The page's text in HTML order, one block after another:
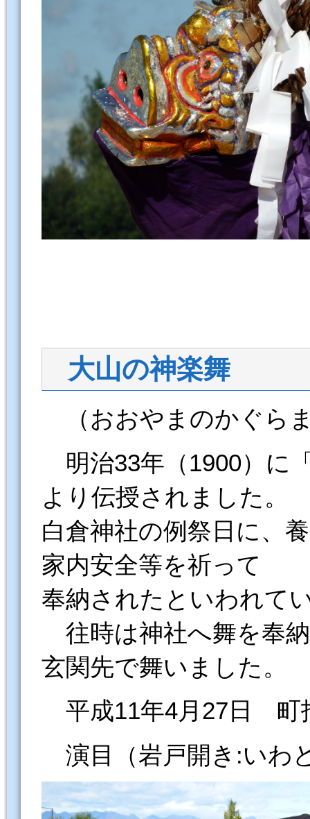
大山の神楽舞
（おおやまのかぐら
明治33年（1900）に
より伝授されました。
白倉神社の例祭日に、
家内安全等を祈って
奉納されたといわれて
往時は神社へ舞を奉
玄関先で舞いました。
平成11年4月27日 町
演目（岩戸開き:いわ